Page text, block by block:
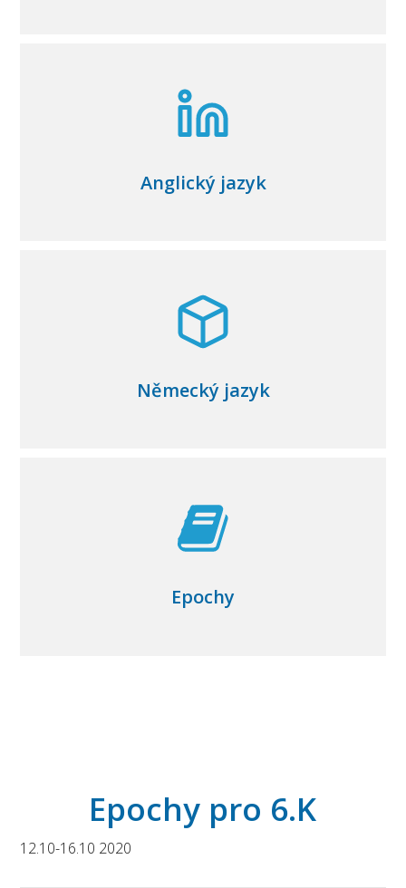
Anglický jazyk
Německý jazyk
Epochy
Epochy pro 6.K
12.10-16.10 2020